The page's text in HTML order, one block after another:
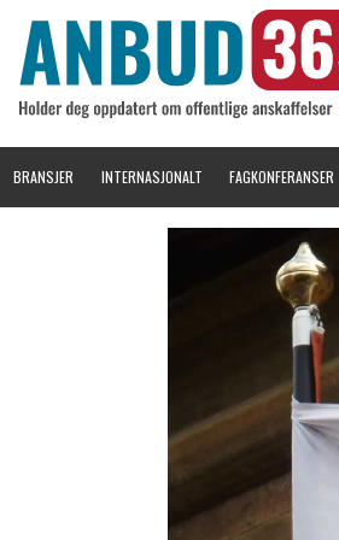
BRANSJER INTERNASJONALT FAGKONFERANSER